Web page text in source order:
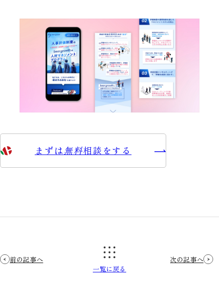
まずは無料相談をする
前の記事へ
一覧に戻る
次の記事へ